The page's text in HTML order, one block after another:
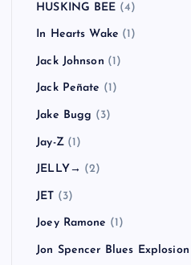
HUSKING BEE (4)
In Hearts Wake (1)
Jack Johnson (1)
Jack Peñate (1)
Jake Bugg (3)
Jay-Z(1)
JELLY→ (2)
JET (3)
Joey Ramone (1)
Jon Spencer Blues Explosion